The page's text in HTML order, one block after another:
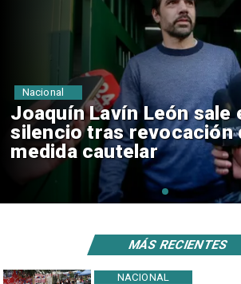
Chile y Venezuela
reinicio de relaciones
consulares
Nacional
NACIONAL
MÁS RECIENTES